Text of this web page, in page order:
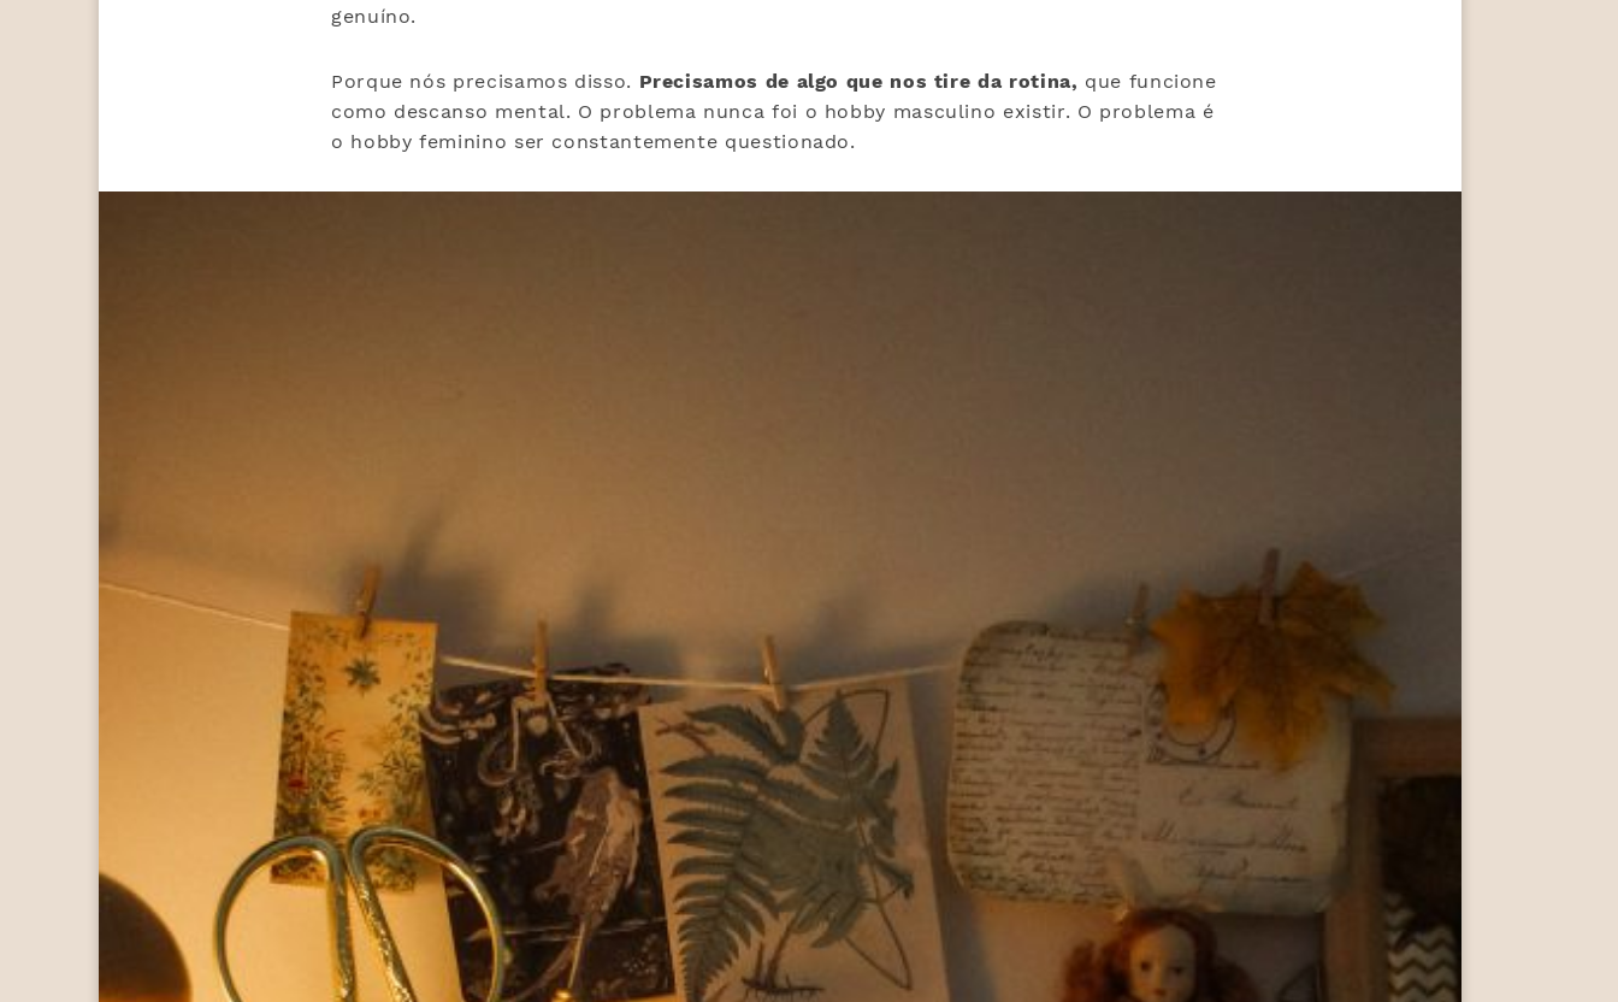
genuíno.
Porque nós precisamos disso. Precisamos de algo que nos tire da rotina, que funcione
como descanso mental. O problema nunca foi o hobby masculino existir. O problema é
o hobby feminino ser constantemente questionado.